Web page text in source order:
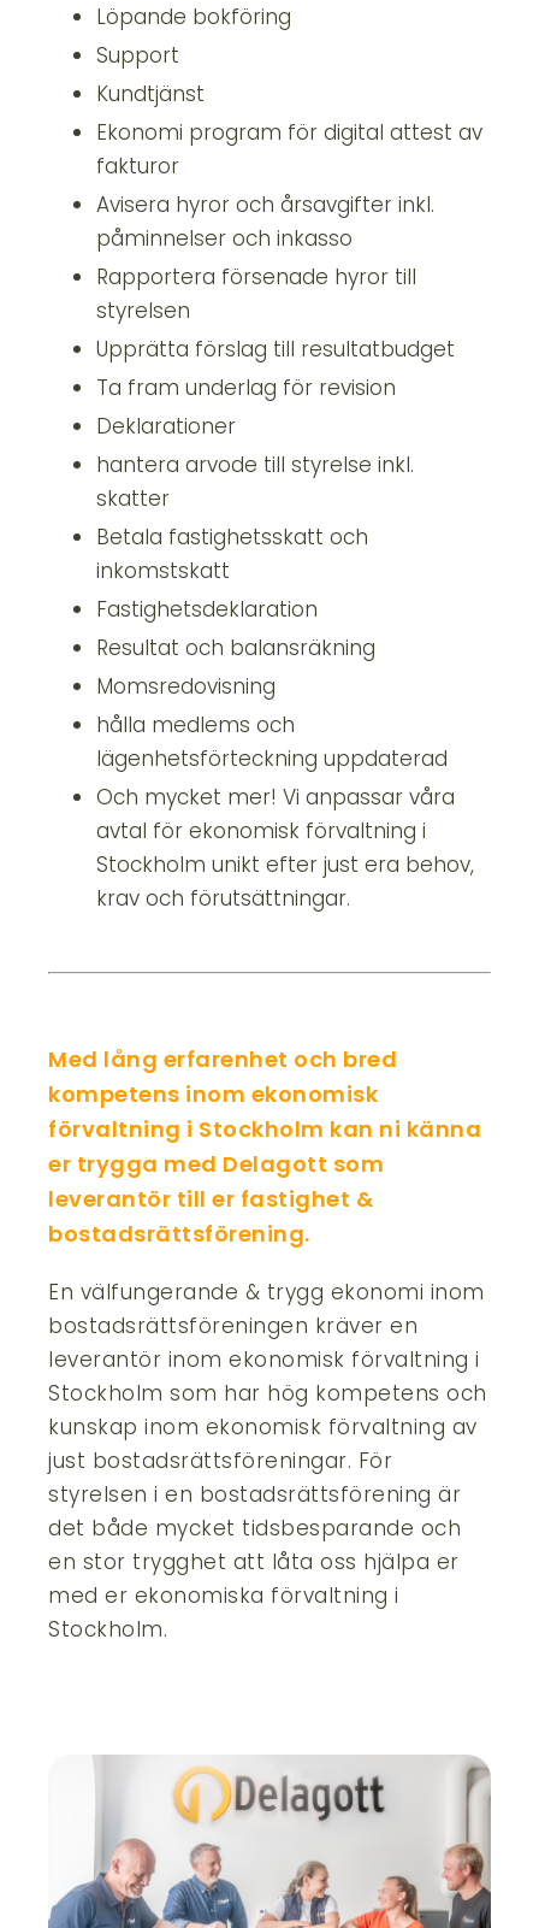
Löpande bokföring
Support
Kundtjänst
Ekonomi program för digital attest av
fakturor
Avisera hyror och årsavgifter inkl.
påminnelser och inkasso
Rapportera försenade hyror till
styrelsen
Upprätta förslag till resultatbudget
Ta fram underlag för revision
Deklarationer
hantera arvode till styrelse inkl.
skatter
Betala fastighetsskatt och
inkomstskatt
Fastighetsdeklaration
Resultat och balansräkning
Momsredovisning
hålla medlems och
lägenhetsförteckning uppdaterad
Och mycket mer! Vi anpassar våra
avtal för ekonomisk förvaltning i
Stockholm unikt efter just era behov,
krav och förutsättningar.
Med lång erfarenhet och bred
kompetens inom ekonomisk
förvaltning i Stockholm kan ni känna
er trygga med Delagott som
leverantör till er fastighet &
bostadsrättsförening.
En välfungerande & trygg ekonomi inom
bostadsrättsföreningen kräver en
leverantör inom ekonomisk förvaltning i
Stockholm som har hög kompetens och
kunskap inom ekonomisk förvaltning av
just bostadsrättsföreningar. För
styrelsen i en bostadsrättsförening är
det både mycket tidsbesparande och
en stor trygghet att låta oss hjälpa er
med er ekonomiska förvaltning i
Stockholm.